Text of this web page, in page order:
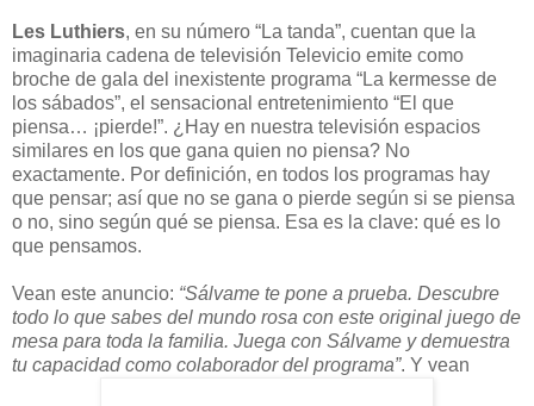
Les Luthiers, en su número “La tanda”, cuentan que la
imaginaria cadena de televisión Televicio emite como
broche de gala del inexistente programa “La kermesse de
los sábados”, el sensacional entretenimiento “El que
piensa… ¡pierde!”. ¿Hay en nuestra televisión espacios
similares en los que gana quien no piensa? No
exactamente. Por definición, en todos los programas hay
que pensar; así que no se gana o pierde según si se piensa
o no, sino según qué se piensa. Esa es la clave: qué es lo
que pensamos.
Vean este anuncio: “Sálvame te pone a prueba. Descubre
todo lo que sabes del mundo rosa con este original juego de
mesa para toda la familia. Juega con Sálvame y demuestra
tu capacidad como colaborador del programa”. Y vean